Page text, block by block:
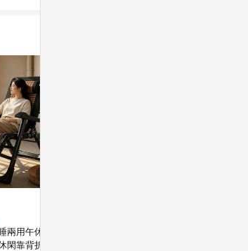
兩用午休涼
閑靠背折疊